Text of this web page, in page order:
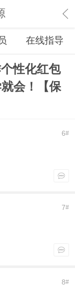
在线指导
性化红包
会！【保
6#
7#
8#